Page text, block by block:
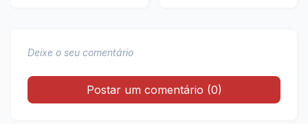
Deixe o seu comentário
Postar um comentário (0)